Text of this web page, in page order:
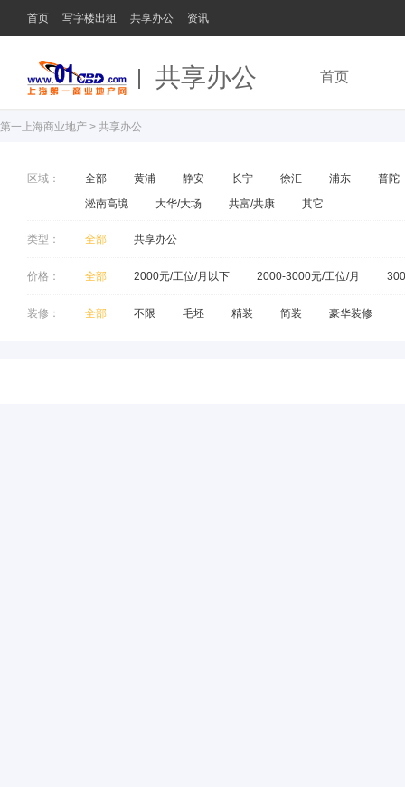
首页 写字楼出租 共享办公 资讯
共享办公 首页
第一上海商业地产 > 共享办公
区域： 全部 黄浦 静安 长宁 徐汇 浦东
普陀
淞南高境
大华/大场 共富/共康 其它
类型： 全部 共享办公
价格： 全部 2000元/工位/月以下 2000-3000元/工位/月
装修： 全部 不限 毛坯 精装 简装 豪华装修